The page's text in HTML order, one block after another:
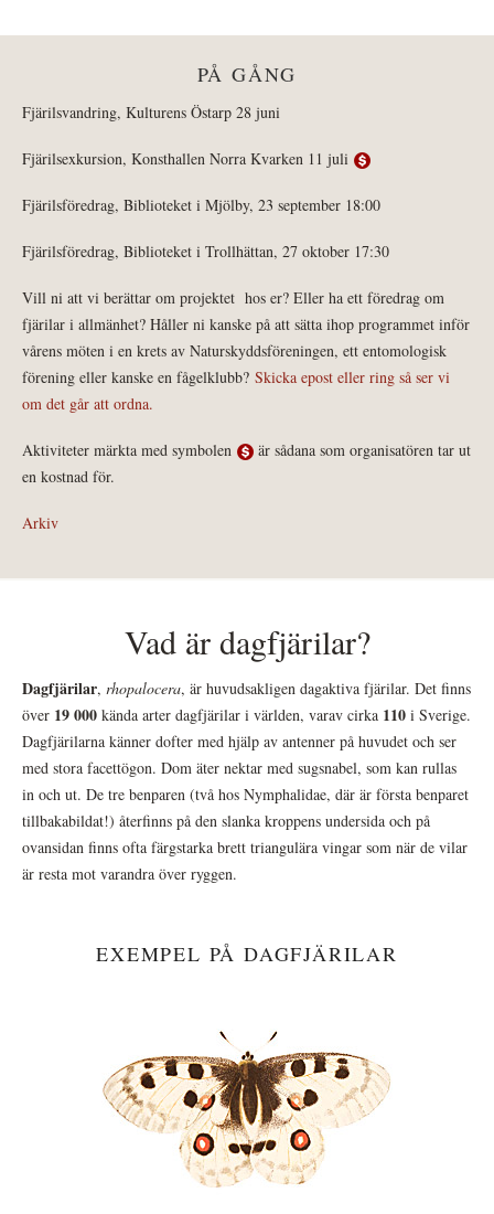
PÅ GÅNG
Fjärilsvandring, Kulturens Östarp 28 juni
Fjärilsexkursion, Konsthallen Norra Kvarken 11 juli
Fjärilsföredrag, Biblioteket i Mjölby, 23 september 18:00
Fjärilsföredrag, Biblioteket i Trollhättan, 27 oktober 17:30
Vill ni att vi berättar om projektet hos er? Eller ha ett föredrag om
fjärilar i allmänhet? Håller ni kanske på att sätta ihop programmet inför
vårens möten i en krets av Naturskyddsföreningen, ett entomologisk
förening eller kanske en fågelklubb? Skicka epost eller ring så ser vi
om det går att ordna.
Aktiviteter märkta med symbolen
är sådana som organisatören tar ut
en kostnad för.
Arkiv
Vad är dagfjärilar?
Dagfjärilar, rhopalocera, är huvudsakligen dagaktiva fjärilar. Det finns
över 19 000 kända arter dagfjärilar i världen, varav cirka 110 i Sverige.
Dagfjärilarna känner dofter med hjälp av antenner på huvudet och ser
med stora facettögon. Dom äter nektar med sugsnabel, som kan rullas
in och ut. De tre benparen (två hos Nymphalidae, där är första benparet
tillbakabildat!) återfinns på den slanka kroppens undersida och på
ovansidan finns ofta färgstarka brett triangulära vingar som när de vilar
är resta mot varandra över ryggen.
EXEMPEL PÅ DAGFJÄRILAR